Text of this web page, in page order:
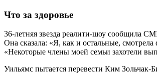
Что за здоровье
36-летняя звезда реалити-шоу сообщила
Она сказала: «Я, как и остальные,
«Некоторые члены моей семьи захотели
Уильямс пытается перевести Ким